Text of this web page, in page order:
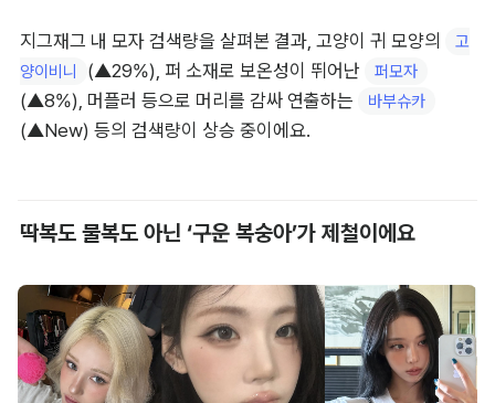
지그재그 내 모자 검색량을 살펴본 결과, 고양이 귀 모양의
고
양이비니
(▲29%), 퍼 소재로 보온성이 뛰어난 퍼모자
(▲8%), 머플러 등으로 머리를 감싸 연출하는 바부슈카
(▲New) 등의 검색량이 상승 중이에요.
딱복도 물복도 아닌 ‘구운 복숭아’가 제철이에요